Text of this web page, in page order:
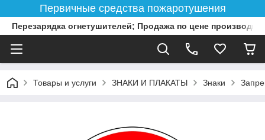
Первичные средства пожаротушения
Перезарядка огнетушителей; Продажа по цене
Товары и услуги ЗНАКИ И ПЛАКАТЫ Знаки